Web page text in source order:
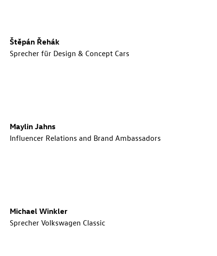
Štěpán Řehák
Sprecher für Design & Concept Cars
Maylin Jahns
Influencer Relations and Brand Ambassadors
Michael Winkler
Sprecher Volkswagen Classic